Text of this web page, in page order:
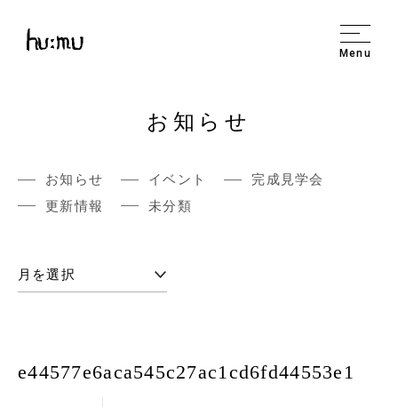
Menu
お知らせ
お知らせ イベント
完成見学会
更新情報
未分類
e44577e6aca545c27ac1cd6fd44553e1